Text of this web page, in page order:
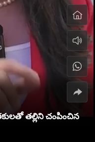
తల్లిని చంపించిన